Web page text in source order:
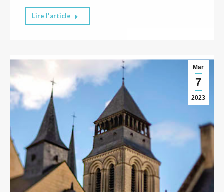
Lire l'article
Mar
7
2023